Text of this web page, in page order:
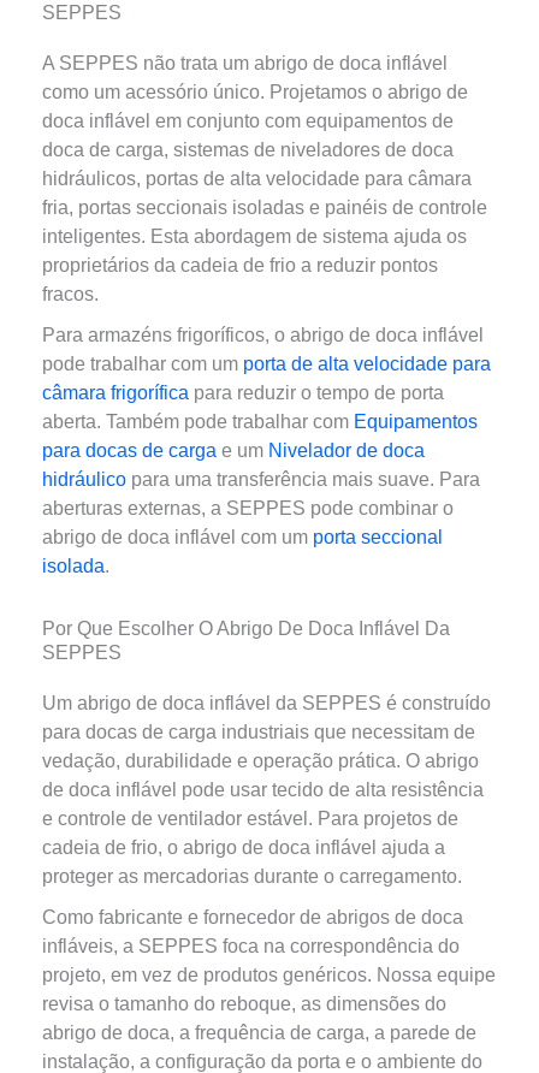
SEPPES
A SEPPES não trata um abrigo de doca inflável
como um acessório único. Projetamos o abrigo de
doca inflável em conjunto com equipamentos de
doca de carga, sistemas de niveladores de doca
hidráulicos, portas de alta velocidade para câmara
fria, portas seccionais isoladas e painéis de controle
inteligentes. Esta abordagem de sistema ajuda os
proprietários da cadeia de frio a reduzir pontos
fracos.
Para armazéns frigoríficos, o abrigo de doca inflável
pode trabalhar com um porta de alta velocidade para
câmara frigorífica para reduzir o tempo de porta
aberta. Também pode trabalhar com Equipamentos
para docas de carga e um Nivelador de doca
hidráulicopara uma transferência mais suave. Para
aberturas externas, a SEPPES pode combinar o
abrigo de doca inflável com um porta seccional
isolada.
Por Que Escolher O Abrigo De Doca Inflável Da
SEPPES
Um abrigo de doca inflável da SEPPES é construído
para docas de carga industriais que necessitam de
vedação, durabilidade e operação prática. O abrigo
de doca inflável pode usar tecido de alta resistência
e controle de ventilador estável. Para projetos de
cadeia de frio, o abrigo de doca inflável ajuda a
proteger as mercadorias durante o carregamento.
Como fabricante e fornecedor de abrigos de doca
infláveis, a SEPPES foca na correspondência do
projeto, em vez de produtos genéricos. Nossa equipe
revisa o tamanho do reboque, as dimensões do
abrigo de doca, a frequência de carga, a parede de
instalação, a configuração da porta e o ambiente do